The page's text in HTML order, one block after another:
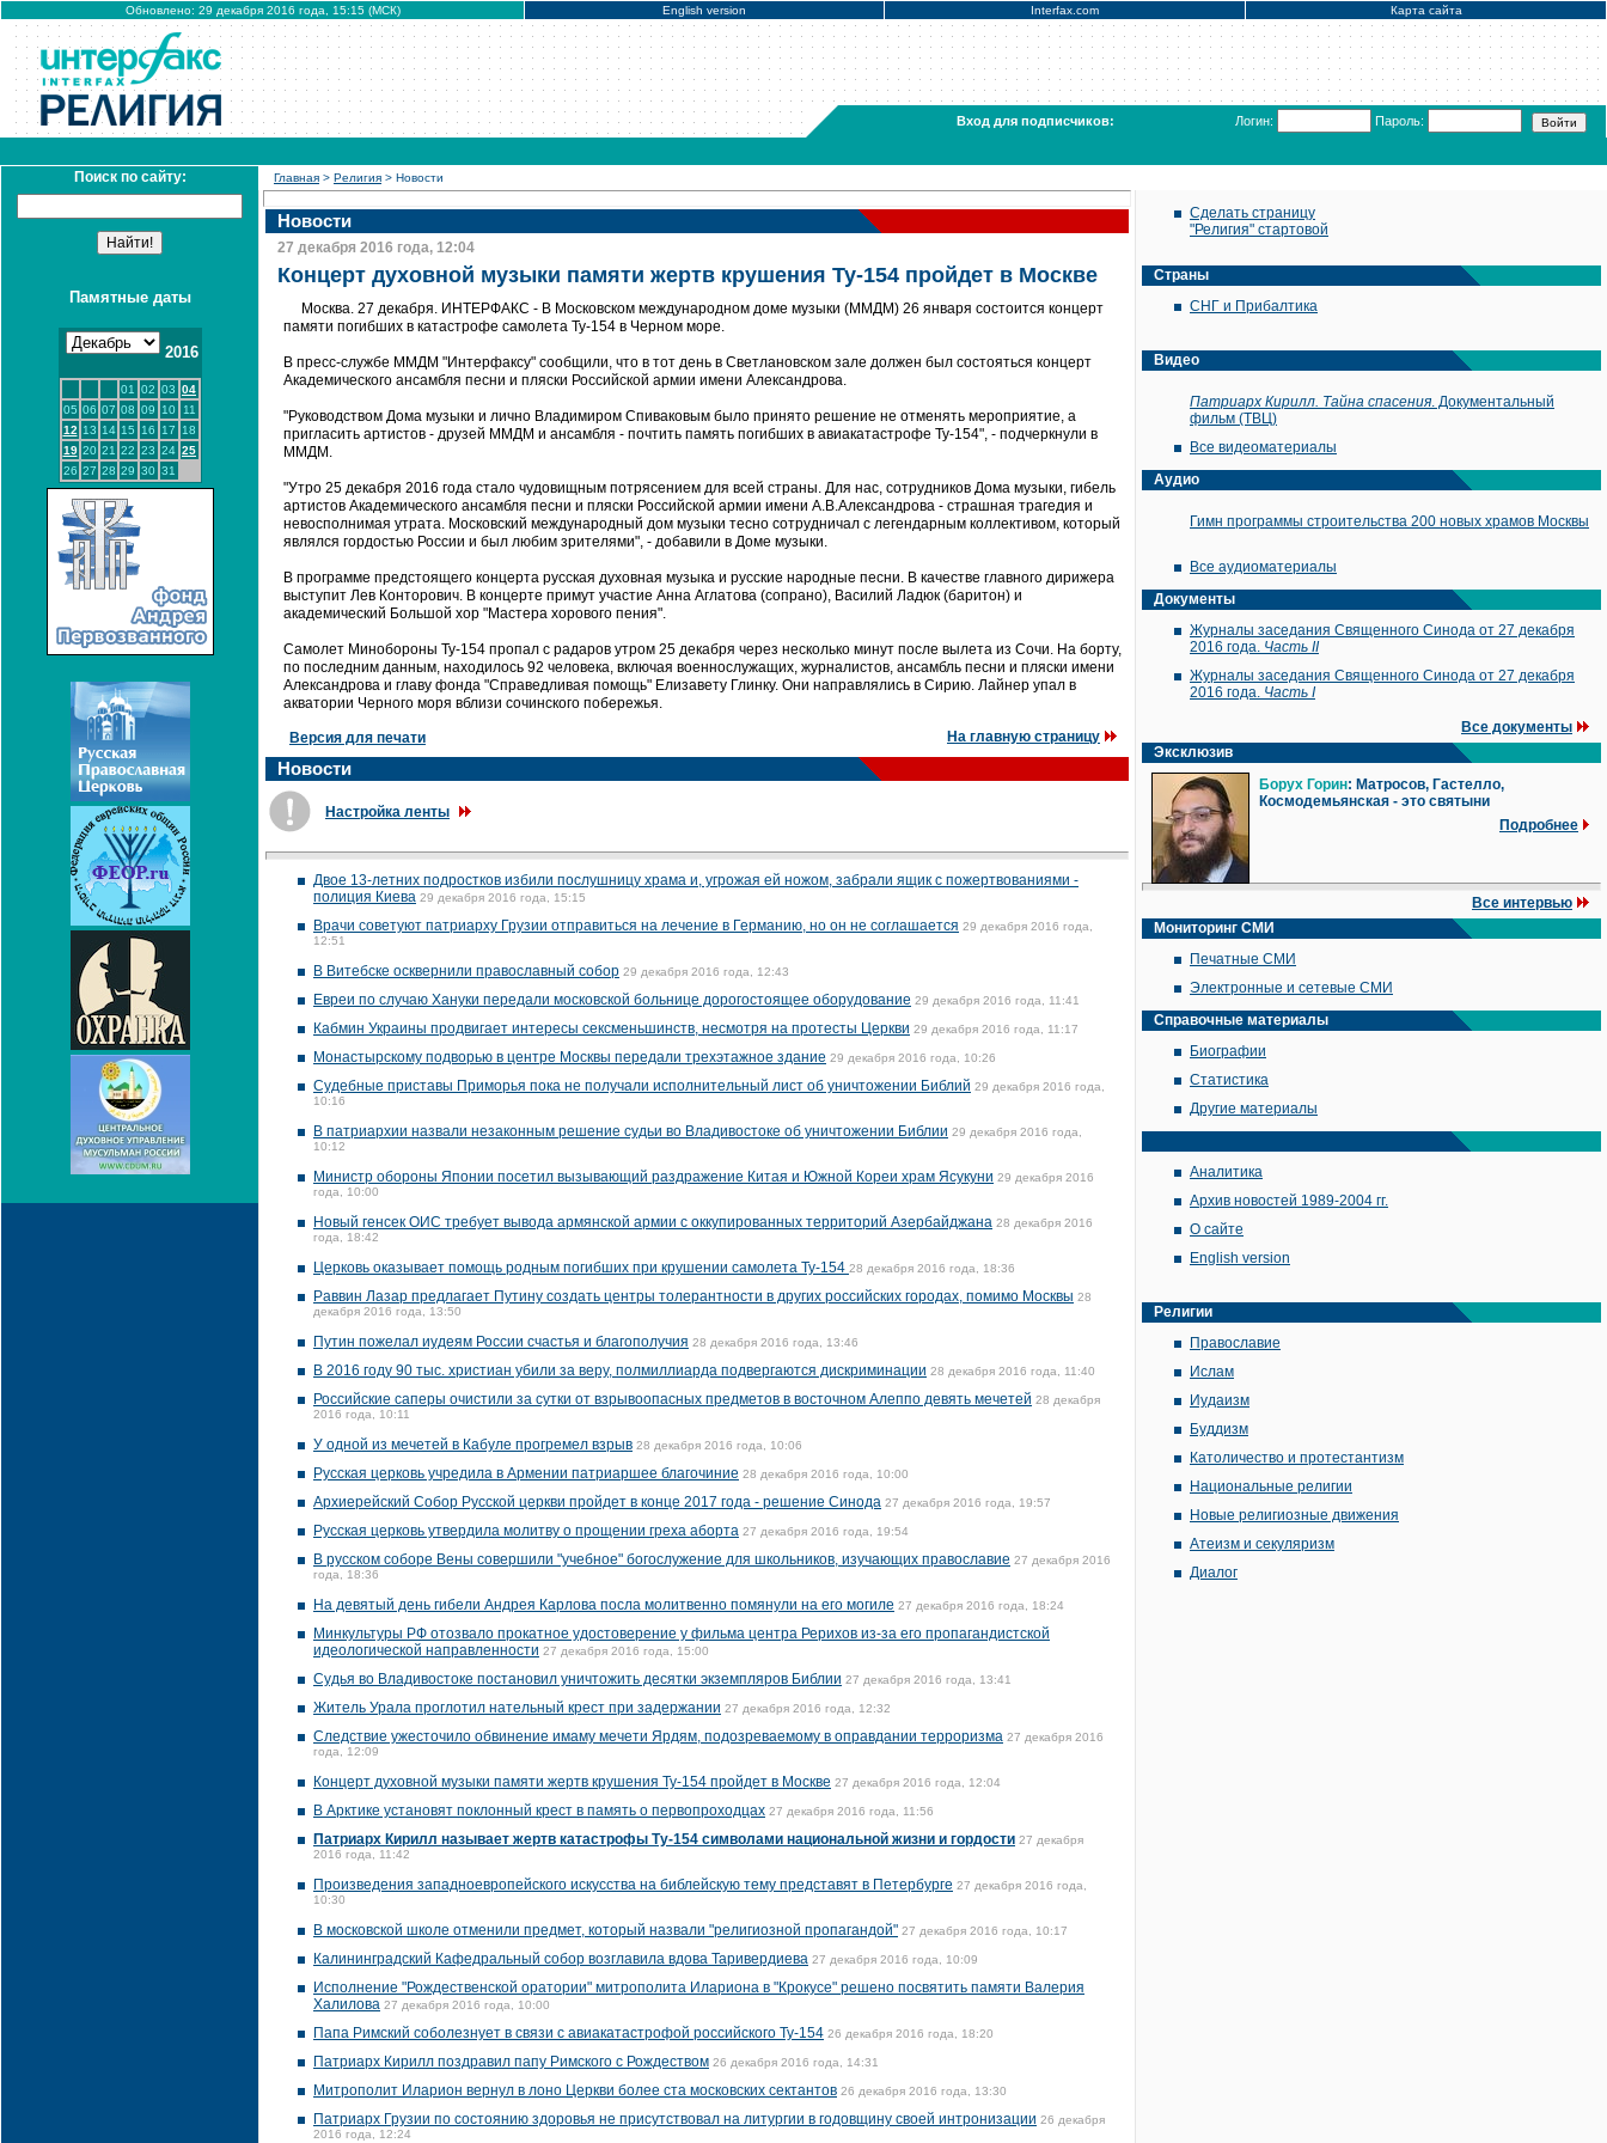
Обновлено: 29 декабря 2016 года, 15:15 (МСК) English version Interfax.com Карта сайта
Вход для подписчиков: Логин: Пароль:
Поиск по сайту:
Памятные даты
2016
01 02 03 04
05 06 07 08 09 10
11
12 13 14 15 16 17
18
19 20 21 22 23 24 25
26 27 28 29 30 31
Главная > Религия > Новости
Новости
27 декабря 2016 года, 12:04
Концерт духовной музыки памяти жертв крушения Ту-154 пройдет в Москве
Москва. 27 декабря. ИНТЕРФАКС - В Московском международном доме музыки (ММДМ) 26 января состоится концерт
памяти погибших в катастрофе самолета Ту-154 в Черном море.
В пресс-службе ММДМ "Интерфаксу" сообщили, что в тот день в Светлановском зале должен был состояться концерт
Академического ансамбля песни и пляски Российской армии имени Александрова.
"Руководством Дома музыки и лично Владимиром Спиваковым было принято решение не отменять мероприятие, а
пригласить артистов - друзей ММДМ и ансамбля - почтить память погибших в авиакатастрофе Ту-154", - подчеркнули в
ММДМ.
"Утро 25 декабря 2016 года стало чудовищным потрясением для всей страны. Для нас, сотрудников Дома музыки, гибель
артистов Академического ансамбля песни и пляски Российской армии имени А.В.Александрова - страшная трагедия и
невосполнимая утрата. Московский международный дом музыки тесно сотрудничал с легендарным коллективом, который
являлся гордостью России и был любим зрителями", - добавили в Доме музыки.
В программе предстоящего концерта русская духовная музыка и русские народные песни. В качестве главного дирижера
выступит Лев Конторович. В концерте примут участие Анна Аглатова (сопрано), Василий Ладюк (баритон) и
академический Большой хор "Мастера хорового пения".
Самолет Минобороны Ту-154 пропал с радаров утром 25 декабря через несколько минут после вылета из Сочи. На борту,
по последним данным, находилось 92 человека, включая военнослужащих, журналистов, ансамбль песни и пляски имени
Александрова и главу фонда "Справедливая помощь" Елизавету Глинку. Они направлялись в Сирию. Лайнер упал в
акватории Черного моря вблизи сочинского побережья.
Версия для печати На главную страницу
Новости
Настройка ленты
Двое 13-летних подростков избили послушницу храма и, угрожая ей ножом, забрали ящик с пожертвованиями -
полиция Киева 29 декабря 2016 года, 15:15
Врачи советуют патриарху Грузии отправиться на лечение в Германию, но он не соглашается 29 декабря 2016 года,
12:51
В Витебске осквернили православный собор 29 декабря 2016 года, 12:43
Евреи по случаю Хануки передали московской больнице дорогостоящее оборудование 29 декабря 2016 года, 11:41
Кабмин Украины продвигает интересы сексменьшинств, несмотря на протесты Церкви 29 декабря 2016 года, 11:17
Монастырскому подворью в центре Москвы передали трехэтажное здание 29 декабря 2016 года, 10:26
Судебные приставы Приморья пока не получали исполнительный лист об уничтожении Библий 29 декабря 2016 года,
10:16
В патриархии назвали незаконным решение судьи во Владивостоке об уничтожении Библии 29 декабря 2016 года,
10:12
Министр обороны Японии посетил вызывающий раздражение Китая и Южной Кореи храм Ясукуни 29 декабря 2016
года, 10:00
Новый генсек ОИС требует вывода армянской армии с оккупированных территорий Азербайджана 28 декабря 2016
года, 18:42
Церковь оказывает помощь родным погибших при крушении самолета Ту-154 28 декабря 2016 года, 18:36
Раввин Лазар предлагает Путину создать центры толерантности в других российских городах, помимо Москвы 28
декабря 2016 года, 13:50
Путин пожелал иудеям России счастья и благополучия 28 декабря 2016 года, 13:46
В 2016 году 90 тыс. христиан убили за веру, полмиллиарда подвергаются дискриминации 28 декабря 2016 года, 11:40
Российские саперы очистили за сутки от взрывоопасных предметов в восточном Алеппо девять мечетей 28 декабря
2016 года, 10:11
У одной из мечетей в Кабуле прогремел взрыв 28 декабря 2016 года, 10:06
Русская церковь учредила в Армении патриаршее благочиние 28 декабря 2016 года, 10:00
Архиерейский Собор Русской церкви пройдет в конце 2017 года - решение Синода 27 декабря 2016 года, 19:57
Русская церковь утвердила молитву о прощении греха аборта 27 декабря 2016 года, 19:54
В русском соборе Вены совершили "учебное" богослужение для школьников, изучающих православие 27 декабря 2016
года, 18:36
На девятый день гибели Андрея Карлова посла молитвенно помянули на его могиле 27 декабря 2016 года, 18:24
Минкультуры РФ отозвало прокатное удостоверение у фильма центра Рерихов из-за его пропагандистской
идеологической направленности 27 декабря 2016 года, 15:00
Судья во Владивостоке постановил уничтожить десятки экземпляров Библии 27 декабря 2016 года, 13:41
Житель Урала проглотил нательный крест при задержании 27 декабря 2016 года, 12:32
Следствие ужесточило обвинение имаму мечети Ярдям, подозреваемому в оправдании терроризма 27 декабря 2016
года, 12:09
Концерт духовной музыки памяти жертв крушения Ту-154 пройдет в Москве 27 декабря 2016 года, 12:04
В Арктике установят поклонный крест в память о первопроходцах 27 декабря 2016 года, 11:56
Патриарх Кирилл называет жертв катастрофы Ту-154 символами национальной жизни и гордости 27 декабря
2016 года, 11:42
Произведения западноевропейского искусства на библейскую тему представят в Петербурге 27 декабря 2016 года,
10:30
В московской школе отменили предмет, который назвали "религиозной пропагандой" 27 декабря 2016 года, 10:17
Калининградский Кафедральный собор возглавила вдова Таривердиева 27 декабря 2016 года, 10:09
Исполнение "Рождественской оратории" митрополита Илариона в "Крокусе" решено посвятить памяти Валерия
Халилова 27 декабря 2016 года, 10:00
Папа Римский соболезнует в связи с авиакатастрофой российского Ту-154 26 декабря 2016 года, 18:20
Патриарх Кирилл поздравил папу Римского с Рождеством 26 декабря 2016 года, 14:31
Митрополит Иларион вернул в лоно Церкви более ста московских сектантов 26 декабря 2016 года, 13:30
Патриарх Грузии по состоянию здоровья не присутствовал на литургии в годовщину своей интронизации 26 декабря
2016 года, 12:24
Сделать страницу
"Религия" стартовой
Страны
СНГ и Прибалтика
Видео
Патриарх Кирилл. Тайна спасения. Документальный
фильм (ТВЦ)
Все видеоматериалы
Аудио
Гимн программы строительства 200 новых храмов Москвы
Все аудиоматериалы
Документы
Журналы заседания Священного Синода от 27 декабря
2016 года. Часть II
Журналы заседания Священного Синода от 27 декабря
2016 года. Часть I
Все документы
Эксклюзив
Борух Горин: Матросов, Гастелло,
Космодемьянская - это святыни
Подробнее
Все интервью
Мониторинг СМИ
Печатные СМИ
Электронные и сетевые СМИ
Справочные материалы
Биографии
Статистика
Другие материалы
Аналитика
Архив новостей 1989-2004 гг.
О сайте
English version
Религии
Православие
Ислам
Иудаизм
Буддизм
Католичество и протестантизм
Национальные религии
Новые религиозные движения
Атеизм и секуляризм
Диалог